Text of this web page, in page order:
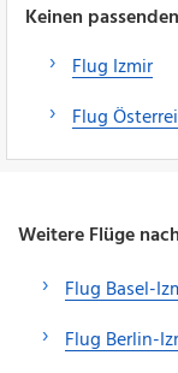
Keinen
Flug Izmir
Flug
Weitere Flüge
Flug Basel-
Flug Berlin-